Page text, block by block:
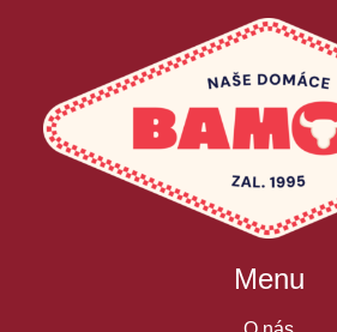
Menu